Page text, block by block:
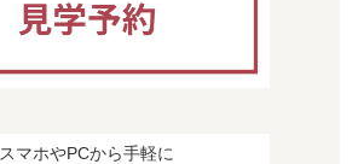
スマホやPCから手軽に